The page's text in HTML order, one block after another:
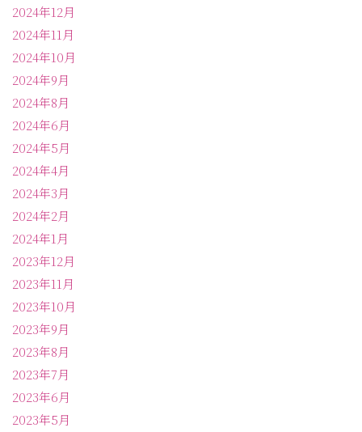
2024年12月
2024年11月
2024年10月
2024年9月
2024年8月
2024年6月
2024年5月
2024年4月
2024年3月
2024年2月
2024年1月
2023年12月
2023年11月
2023年10月
2023年9月
2023年8月
2023年7月
2023年6月
2023年5月